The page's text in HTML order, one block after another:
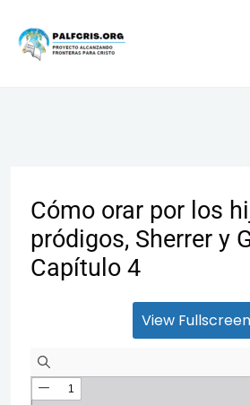
Cómo orar por los
pródigos, Sherrer y
Capítulo 4
View Fullscreen